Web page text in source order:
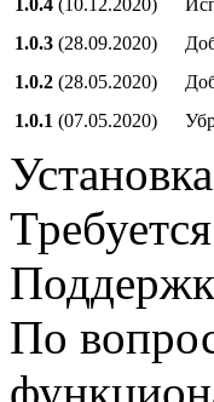
1.0.4 (10.12.2020)
1.0.3 (28.09.2020)
1.0.2 (28.05.2020)
1.0.1 (07.05.2020)
Установка
По